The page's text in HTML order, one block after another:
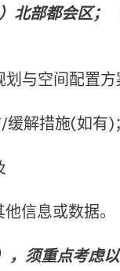
北部都会区
与空间配置方
解措施(如有)；
信息或数据。
须重点考虑以